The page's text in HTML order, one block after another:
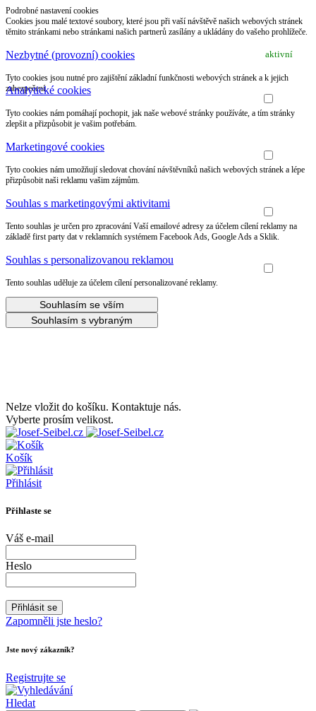
Podrobné nastavení cookies
Cookies jsou malé textové soubory, které jsou při vaší návštěvě našich webových stránek
těmito stránkami nebo stránkami našich partnerů zasílány a ukládány do vašeho prohlížeče.
Nezbytné (provozní) cookies aktivní
Tyto cookies jsou nutné pro zajištění základní funkčnosti webových stránek a k jejich
zabezpečení.
Analytické cookies
Tyto cookies nám pomáhají pochopit, jak naše webové stránky používáte, a tím stránky
zlepšit a přizpůsobit je vašim potřebám.
Marketingové cookies
Tyto cookies nám umožňují sledovat chování návštěvníků našich webových stránek a lépe
přizpůsobit naši reklamu vašim zájmům.
Souhlas s marketingovými aktivitami
Tento souhlas je určen pro zpracování Vaší emailové adresy za účelem cílení reklamy na
základě first party dat v reklamních systémem Facebook Ads, Google Ads a Sklik.
Souhlas s personalizovanou reklamou
Tento souhlas uděluje za účelem cílení personalizované reklamy.
Souhlasím se vším
Souhlasím s vybraným
Nelze vložit do košíku. Kontaktuje nás.
Vyberte prosím velikost.
Košík
Přihlásit
Přihlaste se
Váš e-mail
Heslo
Zapomněli jste heslo?
Jste nový zákazník?
Registrujte se
Hledat